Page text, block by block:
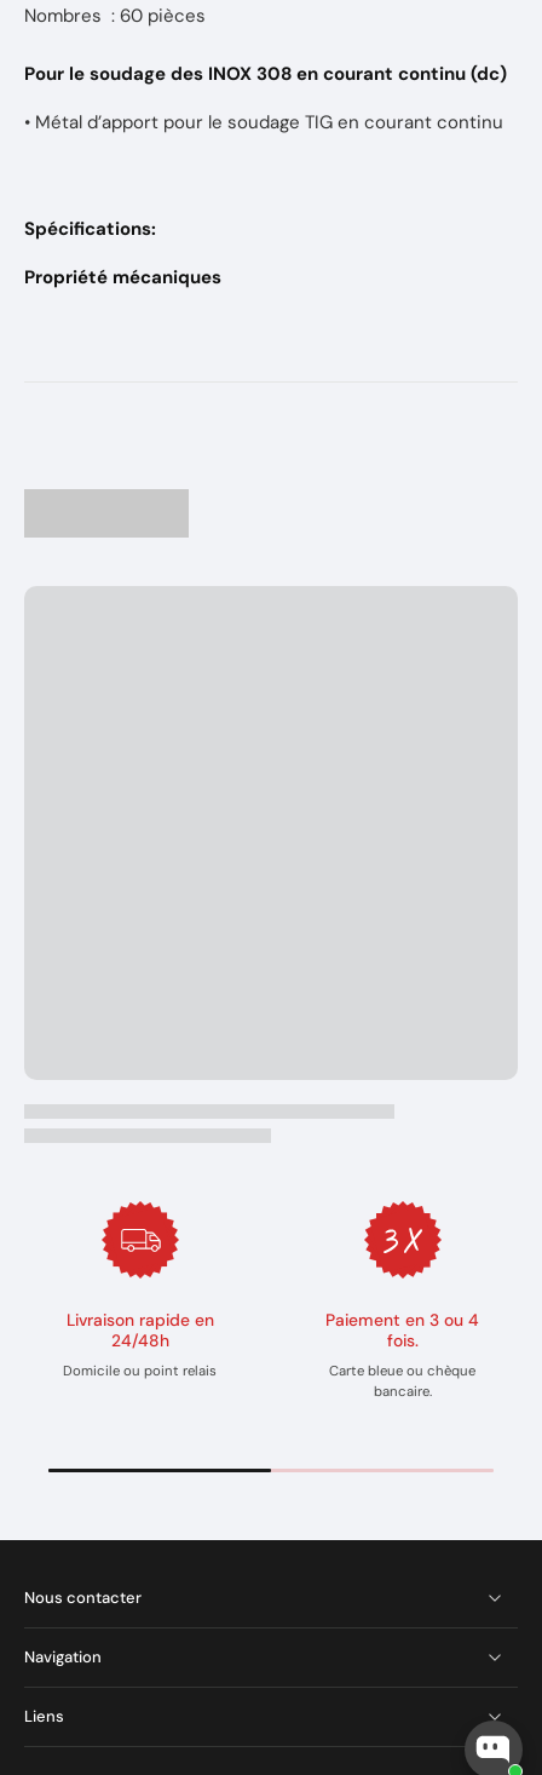
Nombres : 60 pièces
Pour le soudage des INOX 308 en courant continu (dc)
• Métal d’apport pour le soudage TIG en courant continu
Spécifications:
Propriété mécaniques
Livraison rapide en
24/48h
Domicile ou point relais
Paiement en 3 ou 4
fois.
Carte bleue ou chèque
bancaire.
Nous contacter
Navigation
Liens